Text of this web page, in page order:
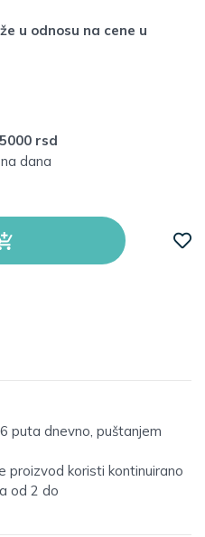
u odnosu na cene u
5000 rsd
dana
puta dnevno, puštanjem
proizvod koristi kontinuirano
od 2 do